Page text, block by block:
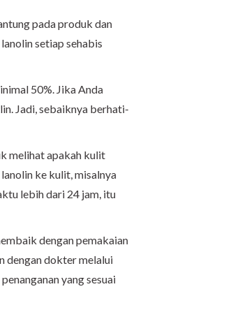
pada produk dan
setiap sehabis
50%. Jika Anda
Jadi, sebaiknya berhati-
melihat apakah kulit
ke kulit, misalnya
lebih dari 24 jam, itu
dengan pemakaian
dengan dokter melalui
yang sesuai